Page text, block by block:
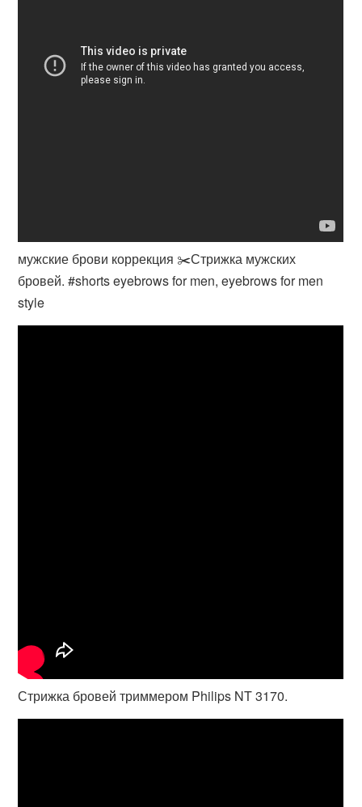
мужские брови коррекция ✂️Стрижка мужских
бровей. #shorts eyebrows for men, eyebrows for men
style
Стрижка бровей триммером Philips NT 3170.